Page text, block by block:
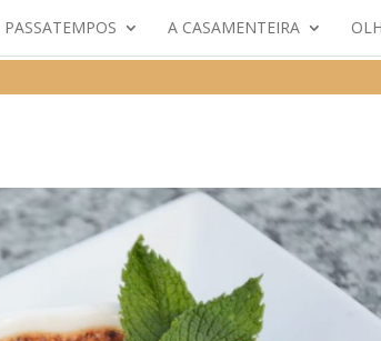
PASSATEMPOS A CASAMENTEIRA